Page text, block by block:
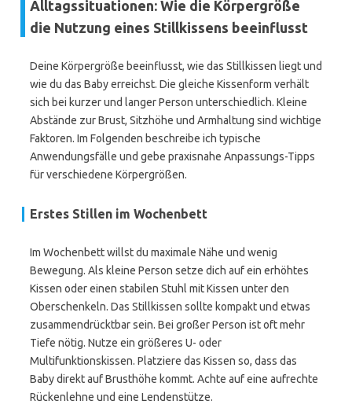
Alltagssituationen: Wie die Körpergröße
die Nutzung eines Stillkissens beeinflusst
Deine Körpergröße beeinflusst, wie das Stillkissen liegt und
wie du das Baby erreichst. Die gleiche Kissenform verhält
sich bei kurzer und langer Person unterschiedlich. Kleine
Abstände zur Brust, Sitzhöhe und Armhaltung sind wichtige
Faktoren. Im Folgenden beschreibe ich typische
Anwendungsfälle und gebe praxisnahe Anpassungs-Tipps
für verschiedene Körpergrößen.
Erstes Stillen im Wochenbett
Im Wochenbett willst du maximale Nähe und wenig
Bewegung. Als kleine Person setze dich auf ein erhöhtes
Kissen oder einen stabilen Stuhl mit Kissen unter den
Oberschenkeln. Das Stillkissen sollte kompakt und etwas
zusammendrücktbar sein. Bei großer Person ist oft mehr
Tiefe nötig. Nutze ein größeres U- oder
Multifunktionskissen. Platziere das Kissen so, dass das
Baby direkt auf Brusthöhe kommt. Achte auf eine aufrechte
Rückenlehne und eine Lendenstütze.